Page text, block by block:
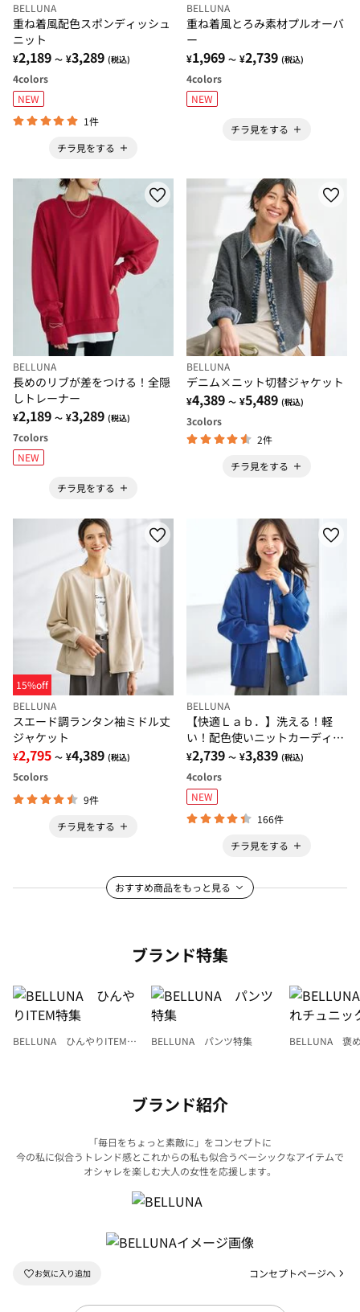
BELLUNA
重ね着風配色スポンディッシュ
ニット
¥2,189 ～ ¥3,289 (税込)
4colors
NEW
1件
チラ見をする
BELLUNA
重ね着風とろみ素材プルオーバ
ー
¥1,969 ～ ¥2,739 (税込)
4colors
NEW
チラ見をする
BELLUNA
長めのリブが差をつける！全隠
しトレーナー
¥2,189 ～ ¥3,289 (税込)
7colors
NEW
チラ見をする
BELLUNA
デニム×ニット切替ジャケット
¥4,389 ～ ¥5,489 (税込)
3colors
2件
チラ見をする
15%off
BELLUNA
スエード調ランタン袖ミドル丈
ジャケット
¥2,795 ～ ¥4,389 (税込)
5colors
9件
チラ見をする
BELLUNA
【快適Ｌａｂ．】洗える！軽
い！配色使いニットカーディガ
ン
¥2,739 ～ ¥3,839 (税込)
4colors
NEW
166件
チラ見をする
おすすめ商品をもっと見る
ブランド特集
BELLUNA ひんやりITEM特
BELLUNA パンツ特集
BELLUNA 褒
ブランド紹介
「毎日をちょっと素敵に」をコンセプトに
今の私に似合うトレンド感とこれからの私も似合うベーシックなアイテムで
オシャレを楽しむ大人の女性を応援します。
コンセプトページへ